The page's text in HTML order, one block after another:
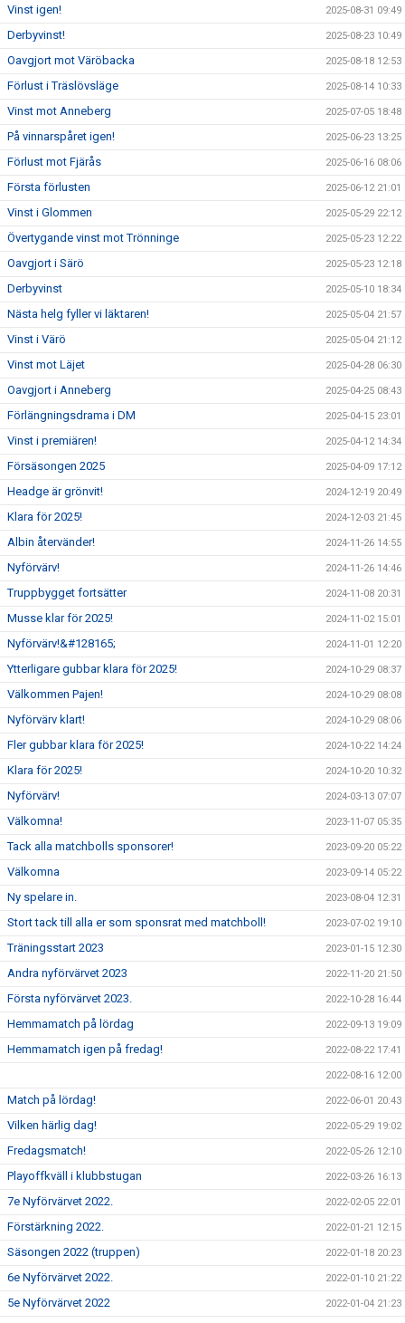
Vinst igen! 2025-08-31 09:49
Derbyvinst! 2025-08-23 10:49
Oavgjort mot Väröbacka 2025-08-18 12:53
Förlust i Träslövsläge 2025-08-14 10:33
Vinst mot Anneberg 2025-07-05 18:48
På vinnarspåret igen! 2025-06-23 13:25
Förlust mot Fjärås 2025-06-16 08:06
Första förlusten 2025-06-12 21:01
Vinst i Glommen 2025-05-29 22:12
Övertygande vinst mot Trönninge 2025-05-23 12:22
Oavgjort i Särö 2025-05-23 12:18
Derbyvinst 2025-05-10 18:34
Nästa helg fyller vi läktaren! 2025-05-04 21:57
Vinst i Värö 2025-05-04 21:12
Vinst mot Läjet 2025-04-28 06:30
Oavgjort i Anneberg 2025-04-25 08:43
Förlängningsdrama i DM 2025-04-15 23:01
Vinst i premiären! 2025-04-12 14:34
Försäsongen 2025 2025-04-09 17:12
Headge är grönvit! 2024-12-19 20:49
Klara för 2025! 2024-12-03 21:45
Albin återvänder! 2024-11-26 14:55
Nyförvärv! 2024-11-26 14:46
Truppbygget fortsätter 2024-11-08 20:31
Musse klar för 2025! 2024-11-02 15:01
Nyförvärv!&#128165; 2024-11-01 12:20
Ytterligare gubbar klara för 2025! 2024-10-29 08:37
Välkommen Pajen! 2024-10-29 08:08
Nyförvärv klart! 2024-10-29 08:06
Fler gubbar klara för 2025! 2024-10-22 14:24
Klara för 2025! 2024-10-20 10:32
Nyförvärv! 2024-03-13 07:07
Välkomna! 2023-11-07 05:35
Tack alla matchbolls sponsorer! 2023-09-20 05:22
Välkomna 2023-09-14 05:22
Ny spelare in. 2023-08-04 12:31
Stort tack till alla er som sponsrat med matchboll! 2023-07-02 19:10
Träningsstart 2023 2023-01-15 12:30
Andra nyförvärvet 2023 2022-11-20 21:50
Första nyförvärvet 2023. 2022-10-28 16:44
Hemmamatch på lördag 2022-09-13 19:09
Hemmamatch igen på fredag! 2022-08-22 17:41
2022-08-16 12:00
Match på lördag! 2022-06-01 20:43
Vilken härlig dag! 2022-05-29 19:02
Fredagsmatch! 2022-05-26 12:10
Playoffkväll i klubbstugan 2022-03-26 16:13
7e Nyförvärvet 2022. 2022-02-05 22:01
Förstärkning 2022. 2022-01-21 12:15
Säsongen 2022 (truppen) 2022-01-18 20:23
6e Nyförvärvet 2022. 2022-01-10 21:22
5e Nyförvärvet 2022 2022-01-04 21:23